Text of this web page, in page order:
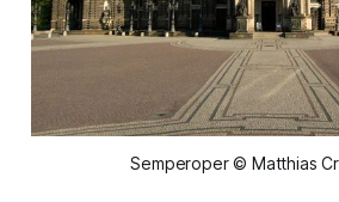
Semperoper © Matthias